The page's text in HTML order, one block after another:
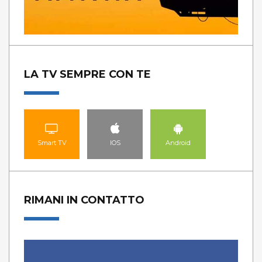
LA TV SEMPRE CON TE
Smart TV IOS Android
RIMANI IN CONTATTO